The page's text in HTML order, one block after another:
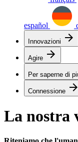
español
Innovazioni arrow_forward
Agire arrow_forward
Per saperne di
Connessione arrow_forward
La nostra